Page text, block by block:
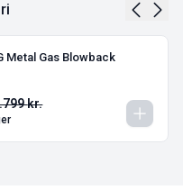
Metal Gas Blowback
kr.